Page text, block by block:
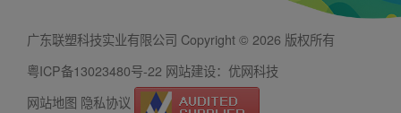
广东联塑科技实业有限公司 Copyright © 2026 版权所有
粤ICP备13023480号-22 网站建设：优网科技
网站地图 隐私协议